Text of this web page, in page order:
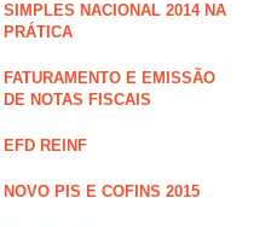
SIMPLES NACIONAL 2014 NA
PRÁTICA
FATURAMENTO E EMISSÃO
DE NOTAS FISCAIS
EFD REINF
NOVO PIS E COFINS 2015